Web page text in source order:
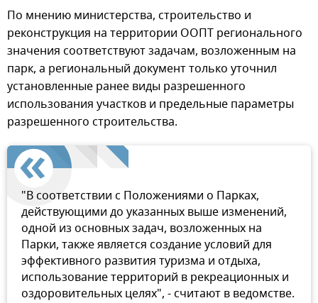
По мнению министерства, строительство и
реконструкция на территории ООПТ регионального
значения соответствуют задачам, возложенным на
парк, а региональный документ только уточнил
установленные ранее виды разрешенного
использования участков и предельные параметры
разрешенного строительства.
"В соответствии с Положениями о Парках,
действующими до указанных выше изменений,
одной из основных задач, возложенных на
Парки, также является создание условий для
эффективного развития туризма и отдыха,
использование территорий в рекреационных и
оздоровительных целях", - считают в ведомстве.